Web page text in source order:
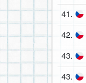
41.
42.
43.
43.